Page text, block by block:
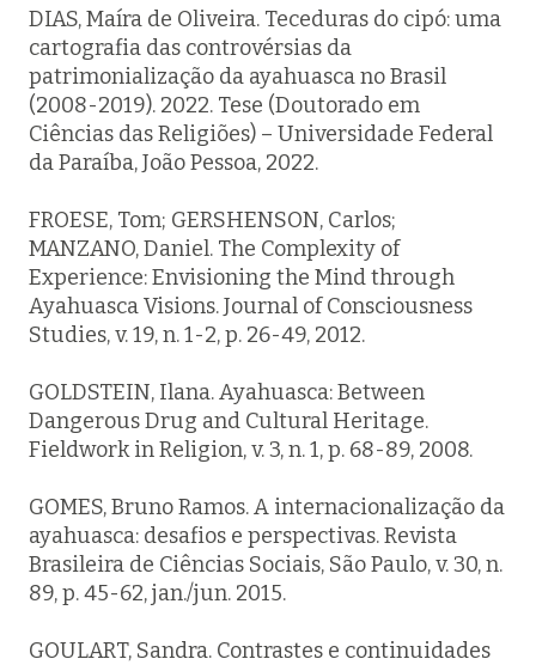
DIAS, Maíra de Oliveira. Teceduras do cipó: uma
cartografia das controvérsias da
patrimonialização da ayahuasca no Brasil
(2008-2019). 2022. Tese (Doutorado em
Ciências das Religiões) – Universidade Federal
da Paraíba, João Pessoa, 2022.
FROESE, Tom; GERSHENSON, Carlos;
MANZANO, Daniel. The Complexity of
Experience: Envisioning the Mind through
Ayahuasca Visions. Journal of Consciousness
Studies, v. 19, n. 1-2, p. 26-49, 2012.
GOLDSTEIN, Ilana. Ayahuasca: Between
Dangerous Drug and Cultural Heritage.
Fieldwork in Religion, v. 3, n. 1, p. 68-89, 2008.
GOMES, Bruno Ramos. A internacionalização da
ayahuasca: desafios e perspectivas. Revista
Brasileira de Ciências Sociais, São Paulo, v. 30, n.
89, p. 45-62, jan./jun. 2015.
GOULART, Sandra. Contrastes e continuidades